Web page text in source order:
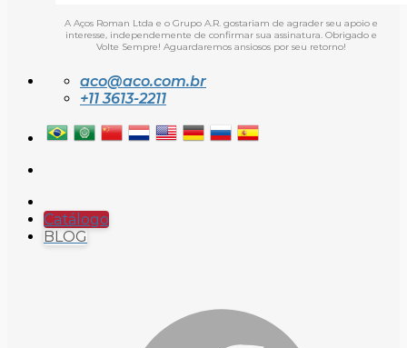
A Aços Roman Ltda e o Grupo A.R. gostariam de agrader seu apoio e
interesse, independemente de confirmar sua assinatura. Obrigado e
Volte Sempre! Aguardaremos ansiosos por seu retorno!
aco@aco.com.br
+11 3613-2211
Catálogo
BLOG